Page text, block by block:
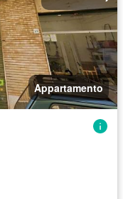
Appartamento